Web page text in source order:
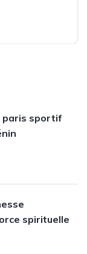
paris sportif
spirituelle